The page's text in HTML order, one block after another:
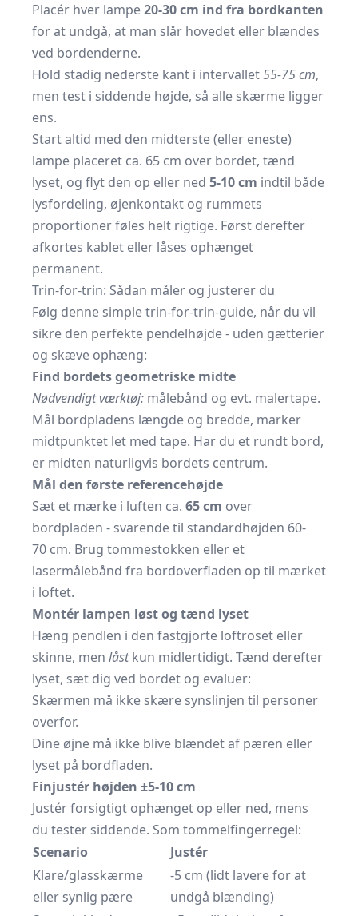
Placér hver lampe20-30 cm ind fra bordkanten
for at undgå, at man slår hovedet eller blændes
ved bordenderne.
Hold stadig nederste kant i intervallet55-75 cm,
men test i siddende højde, så alle skærme ligger
ens.
Start altid med den midterste (eller eneste)
lampe placeret ca. 65 cm over bordet, tænd
lyset, og flyt den op eller ned 5-10 cm indtil både
lysfordeling, øjenkontakt og rummets
proportioner føles helt rigtige. Først derefter
afkortes kablet eller låses ophænget
permanent.
Trin-for-trin: Sådan måler og justerer du
Følg denne simple trin-for-trin-guide, når du vil
sikre den perfekte pendelhøjde - uden gætterier
og skæve ophæng:
Find bordets geometriske midte
Nødvendigt værktøj: målebånd og evt. malertape.
Mål bordpladens længde og bredde, marker
midtpunktet let med tape. Har du et rundt bord,
er midten naturligvis bordets centrum.
Mål den første referencehøjde
Sæt et mærke i luften ca. 65 cm over
bordpladen - svarende til standardhøjden 60-
70 cm. Brug tommestokken eller et
lasermålebånd fra bordoverfladen op til mærket
i loftet.
Montér lampen løst og tænd lyset
Hæng pendlen i den fastgjorte loftroset eller
skinne, men låstkun midlertidigt. Tænd derefter
lyset, sæt dig ved bordet og evaluer:
Skærmen må ikke skære synslinjen til personer
overfor.
Dine øjne må ikke blive blændet af pæren eller
lyset på bordfladen.
Finjustér højden ±5-10 cm
Justér forsigtigt ophænget op eller ned, mens
du tester siddende. Som tommelfingerregel:
Scenario
Justér
Klare/glasskærme
eller synlig pære
-5 cm (lidt lavere for at
undgå blænding)